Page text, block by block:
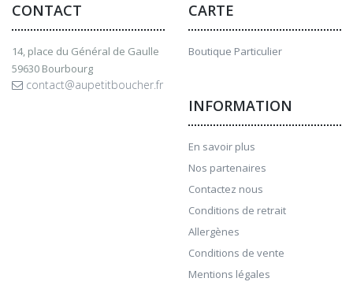
CONTACT
14, place du Général de Gaulle
59630 Bourbourg
contact@aupetitboucher.fr
CARTE
Boutique Particulier
INFORMATION
En savoir plus
Nos partenaires
Contactez nous
Conditions de retrait
Allergènes
Conditions de vente
Mentions légales